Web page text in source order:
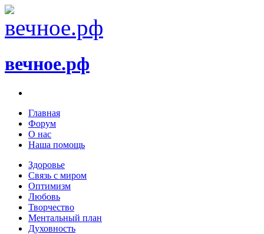
вечное.рф
Главная
Форум
О нас
Наша помощь
Здоровье
Связь с миром
Оптимизм
Любовь
Творчество
Ментальный план
Духовность